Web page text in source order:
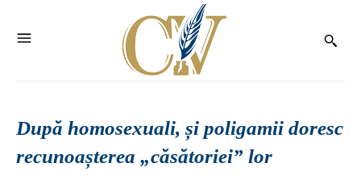
După homosexuali, și poligamii doresc
recunoașterea „căsătoriei” lor